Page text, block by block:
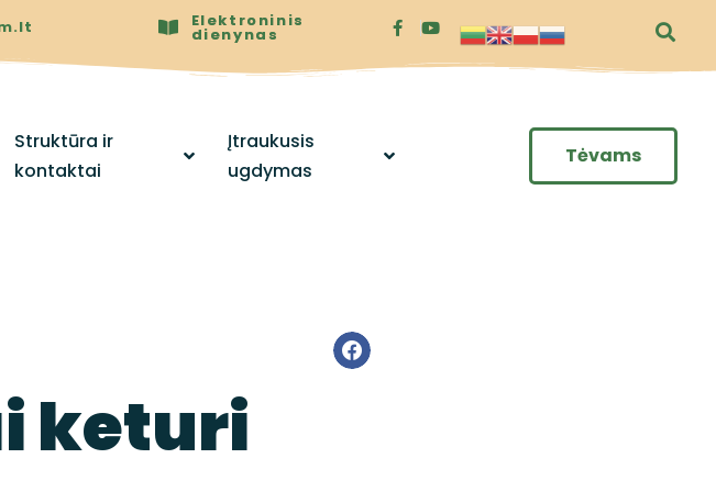
Elektroninis
dienynas
Struktūra ir
kontaktai
Įtraukusis
ugdymas
Tėvams
keturi